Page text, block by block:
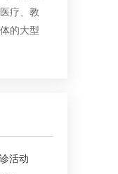
疗、教
的大型
活动